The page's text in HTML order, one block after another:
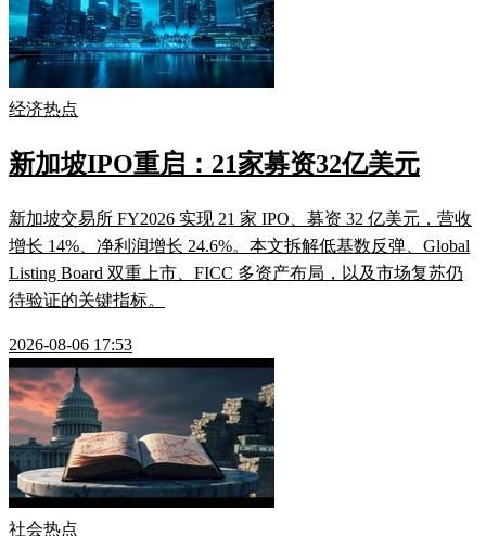
经济热点
新加坡IPO重启：21家募资32亿美元
新加坡交易所 FY2026 实现 21 家 IPO、募资 32 亿美元，营收
增长 14%、净利润增长 24.6%。本文拆解低基数反弹、Global
Listing Board 双重上市、FICC 多资产布局，以及市场复苏仍
待验证的关键指标。
2026-08-06 17:53
社会热点